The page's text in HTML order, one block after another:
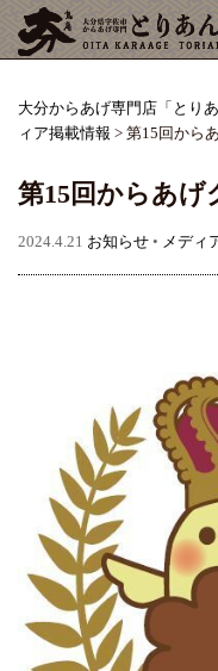
大分からあげ専門店「とり
ィア掲載情報 > 第15回から
第15回からあげ
2024.4.21 お知らせ • メディ